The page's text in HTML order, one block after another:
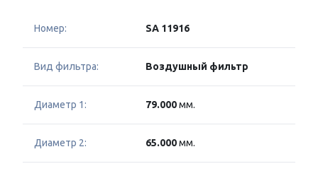
Номер: SA 11916
Вид фильтра: Воздушный фильтр
Диаметр 1: 79.000мм.
Диаметр 2: 65.000мм.